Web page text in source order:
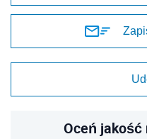
Oceń jakość